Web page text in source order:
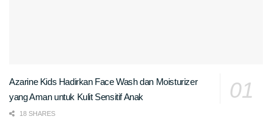
Azarine Kids Hadirkan Face Wash dan Moisturizer
yang Aman untuk Kulit Sensitif Anak
18 SHARES